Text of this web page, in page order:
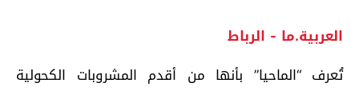
العربية.ما - الرباط
تُعرف “الماحيا” بأنها من أقدم المشروبات الكحولية